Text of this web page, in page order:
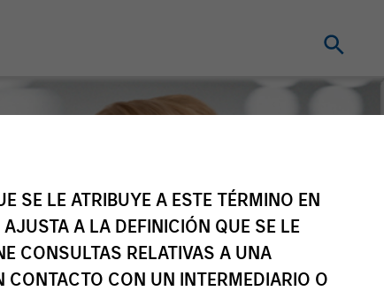
SE LE ATRIBUYE A ESTE TÉRMINO EN
A LA DEFINICIÓN QUE SE LE
CONSULTAS RELATIVAS A UNA
CON UN INTERMEDIARIO O